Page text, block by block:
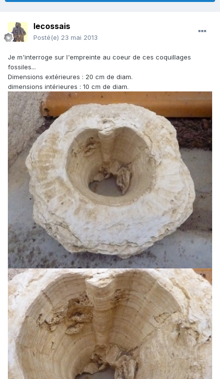
lecossais
Posté(e) 23 mai 2013
Je m'interroge sur l'empreinte au coeur de ces coquillages
fossiles...
Dimensions extérieures : 20 cm de diam.
dimensions intérieures : 10 cm de diam.